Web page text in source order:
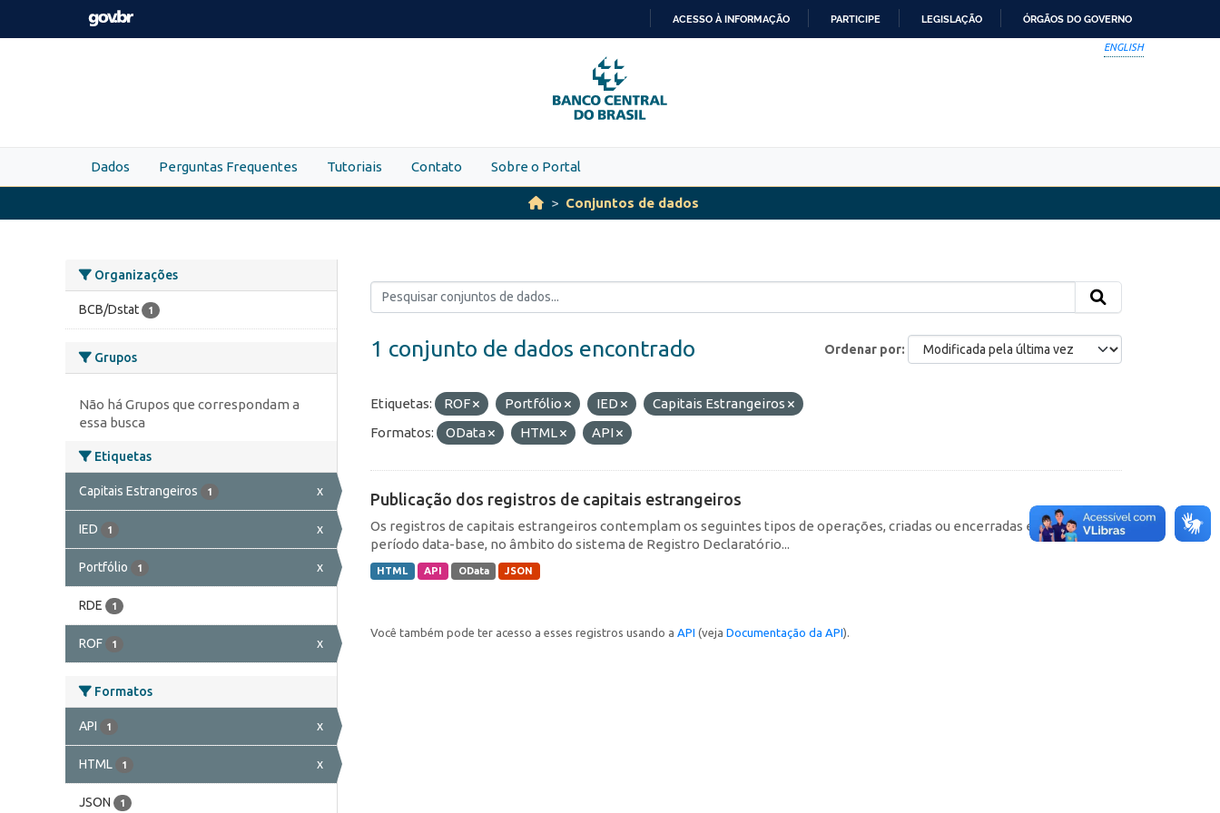
Skip to main content
PARA
O
CONTEÚDO
ACESSO À INFORMAÇÃO PARTICIPE LEGISLAÇÃO ÓRGÃOS DO GOVERNO
ENGLISH
Dados Perguntas Frequentes Tutoriais Contato Sobre o Portal
Conjuntos de dados
Organizações
BCB/Dstat 1
Grupos
Não há Grupos que correspondam a
essa busca
Etiquetas
Capitais Estrangeiros 1 x
IED 1 x
Portfólio 1 x
RDE 1
ROF 1 x
Formatos
API 1 x
HTML 1 x
JSON 1
Ordenar por
1 conjunto de dados encontrado
Etiquetas: ROF Portfólio IED
Capitais Estrangeiros
Formatos:
OData HTML API
Publicação dos registros de capitais estrangeiros
Os registros de capitais estrangeiros contemplam os seguintes tipos de operações, criadas ou encerradas em cada
período data-base, no âmbito do sistema de Registro Declaratório...
HTML API OData JSON
Você também pode ter acesso a esses registros usando a API (veja Documentação da API).